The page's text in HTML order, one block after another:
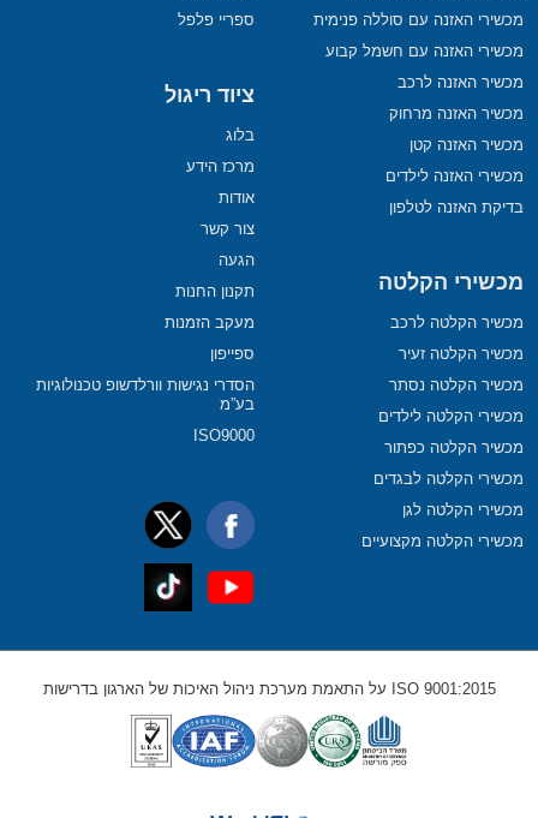
מכשירי האזנה עם סוללה פנימית
מכשירי האזנה עם חשמל קבוע
מכשיר האזנה לרכב
מכשיר האזנה מרחוק
מכשיר האזנה קטן
מכשירי האזנה לילדים
בדיקת האזנה לטלפון
מכשירי הקלטה
מכשיר הקלטה לרכב
מכשיר הקלטה זעיר
מכשיר הקלטה נסתר
מכשירי הקלטה לילדים
מכשיר הקלטה כפתור
מכשירי הקלטה לבגדים
מכשירי הקלטה לגן
מכשירי הקלטה מקצועיים
ספריי פלפל
ציוד ריגול
בלוג
מרכז הידע
אודות
צור קשר
הגעה
תקנון החנות
מעקב הזמנות
ספייפון
הסדרי נגישות וורלדשופ טכנולוגיות
בע”מ
ISO9000
ISO 9001:2015 על התאמת מערכת ניהול האיכות של הארגון בדרישות